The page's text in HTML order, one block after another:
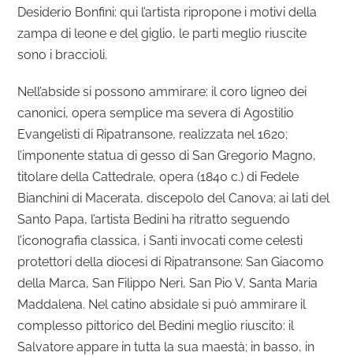
Desiderio Bonfini: qui l’artista ripropone i motivi della
zampa di leone e del giglio, le parti meglio riuscite
sono i braccioli.
Nell’abside si possono ammirare: il coro ligneo dei
canonici, opera semplice ma severa di Agostilio
Evangelisti di Ripatransone, realizzata nel 1620;
l’imponente statua di gesso di San Gregorio Magno,
titolare della Cattedrale, opera (1840 c.) di Fedele
Bianchini di Macerata, discepolo del Canova; ai lati del
Santo Papa, l’artista Bedini ha ritratto seguendo
l’iconografia classica, i Santi invocati come celesti
protettori della diocesi di Ripatransone: San Giacomo
della Marca, San Filippo Neri, San Pio V, Santa Maria
Maddalena. Nel catino absidale si può ammirare il
complesso pittorico del Bedini meglio riuscito: il
Salvatore appare in tutta la sua maestà; in basso, in